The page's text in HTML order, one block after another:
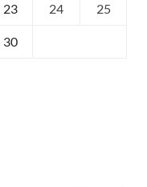
23 24 25
30